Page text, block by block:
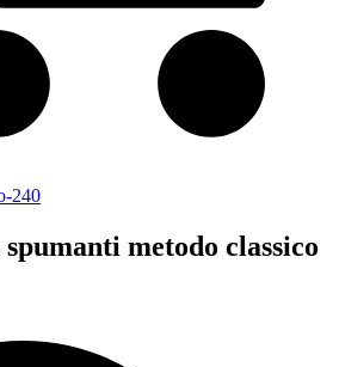
spumanti metodo classico